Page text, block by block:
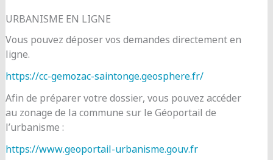
URBANISME EN LIGNE
Vous pouvez déposer vos demandes directement en
ligne.
https://cc-gemozac-saintonge.geosphere.fr/
Afin de préparer votre dossier, vous pouvez accéder
au zonage de la commune sur le Géoportail de
l’urbanisme :
https://www.geoportail-urbanisme.gouv.fr